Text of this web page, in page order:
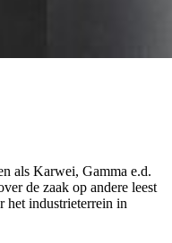
als Karwei, Gamma e.d.
de zaak op andere leest
het industrieterrein in